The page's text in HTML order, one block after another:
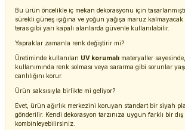
Bu ürün öncelikle iç mekan dekorasyonu için
sürekli güneş ışığına ve yoğun yağışa maruz
teras gibi yarı kapalı alanlarda güvenle kullanılabilir.
Yapraklar zamanla renk değiştirir mi?
Üretiminde kullanılan UV korumalı materyaller
kullanımında renk solması veya sararma gibi sorunlar
canlılığını korur.
Ürün saksısıyla birlikte mi geliyor?
Evet, ürün ağırlık merkezini koruyan standart bir siyah
gönderilir. Kendi dekorasyon tarzınıza uygun farklı bir dış
kombinleyebilirsiniz.